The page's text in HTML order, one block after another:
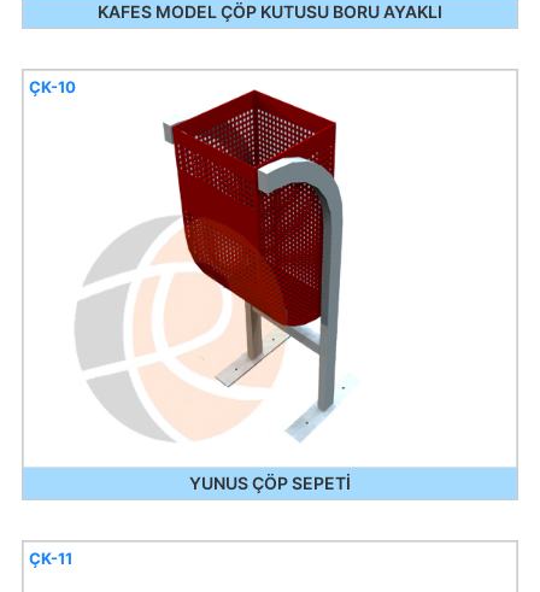
KAFES MODEL ÇÖP KUTUSU BORU AYAKLI
YUNUS ÇÖP SEPETİ
ÇK-10
ÇK-11